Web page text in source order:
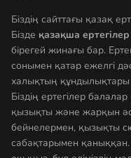
Біздің сайттағы қазақ
Бізде қазақша ертегілер
бірегей жинағы бар.
сонымен қатар ежелгі
халықтың құндылықтары
Біздің ертегілер
қызықты және жарқын
бейнелермен, қызықты
сабақтарымен қаныққан.